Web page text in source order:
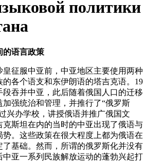
политики
的语言政策
皇征服中亚前，中亚地区主要使用两种
各个语支和东伊朗语的塔吉克语。19
吞并中亚，此后随着俄国人口的迁移
强统治和管理，并推行了“俄罗斯
兴办学校，讲授俄语并推广俄国文
斯坦在内的当时的中亚出现了俄语与
。这些政策在很大程度上都为俄语在
基础。然而，所谓的俄罗斯化并没有
亚一系列民族解放运动的蓬勃兴起打